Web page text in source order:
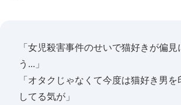
「女児殺害事件のせいで猫好きが偏
う...」
「オタクじゃなくて今度は猫好き男
してる気が」